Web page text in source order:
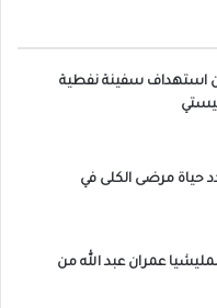
استهداف سفينة نفطية
حياة مرضى الكلى في
عمران عبد الله من